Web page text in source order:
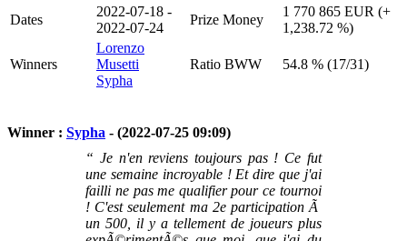
Dates
2022-07-18 -
2022-07-24
Prize Money
1 770 865 EUR (+
1,238.72 %)
Winners
Lorenzo
Musetti
Sypha
Ratio BWW 54.8 % (17/31)
Winner : Sypha - (2022-07-25 09:09)
“ Je n'en reviens toujours pas ! Ce fut
une semaine incroyable ! Et dire que j'ai
failli ne pas me qualifier pour ce tournoi
! C'est seulement ma 2e participation Ã
un 500, il y a tellement de joueurs plus